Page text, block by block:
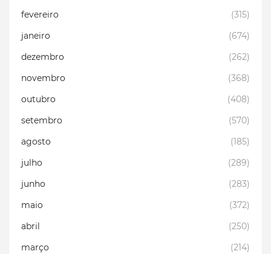
fevereiro
(315)
janeiro
(674)
dezembro
(262)
novembro
(368)
outubro
(408)
setembro
(570)
agosto
(185)
julho
(289)
junho
(283)
maio
(372)
abril
(250)
março
(214)